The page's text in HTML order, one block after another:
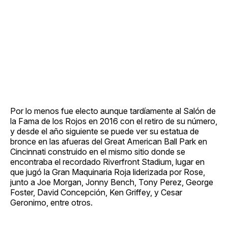
Por lo menos fue electo aunque tardíamente al Salón de
la Fama de los Rojos en 2016 con el retiro de su número,
y desde el año siguiente se puede ver su estatua de
bronce en las afueras del Great American Ball Park en
Cincinnati construido en el mismo sitio donde se
encontraba el recordado Riverfront Stadium, lugar en
que jugó la Gran Maquinaria Roja liderizada por Rose,
junto a Joe Morgan, Jonny Bench, Tony Perez, George
Foster, David Concepción, Ken Griffey, y Cesar
Geronimo, entre otros.